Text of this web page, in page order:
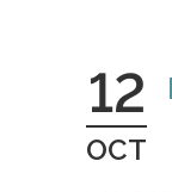
12
OCT